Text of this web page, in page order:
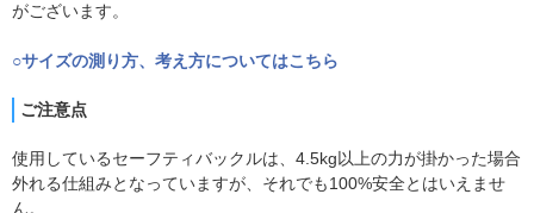
がございます。
○サイズの測り方、考え方についてはこちら
ご注意点
使用しているセーフティバックルは、4.5kg以上の力が掛かった場合
外れる仕組みとなっていますが、それでも100%安全とはいえませ
ん。